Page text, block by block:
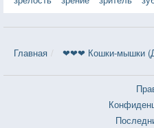
Главная ❤❤❤ Кошки-мышки